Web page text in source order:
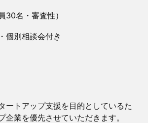
30名・審査性）
個別相談会付き
ートアップ支援を目的としているた
企業を優先させていただきます。